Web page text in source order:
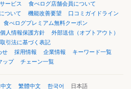
ービス
食べログ店舗会員について
ついて
機能改善要望
口コミガイドライン
食べログプレミアム無料クーポン
個人情報保護方針
外部送信（オプトアウト）
引法に基づく表記
せ 採用情報 企業情報
キーワード一覧
ップ
チェーン一覧
文 繁體中文 한국어 日本語